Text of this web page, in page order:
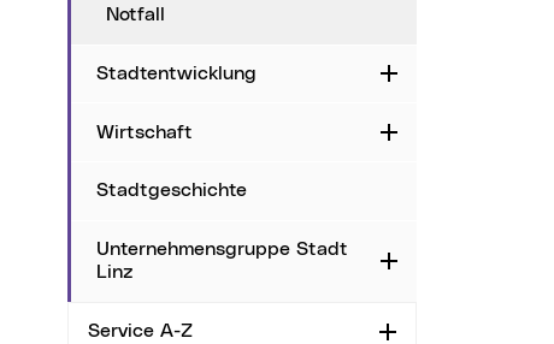
Notfall
Stadtentwicklung Aufklappen
Wirtschaft Aufklappen
Stadtgeschichte
Unternehmensgruppe Stadt
Linz
Aufklappen
Service A-Z Aufklappen